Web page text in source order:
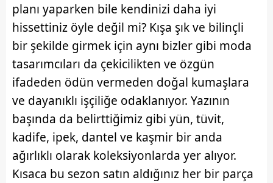
planı yaparken bile kendinizi daha iyi
hissettiniz öyle değil mi? Kışa şık ve bilinçli
bir şekilde girmek için aynı bizler gibi moda
tasarımcıları da çekicilikten ve özgün
ifadeden ödün vermeden doğal kumaşlara
ve dayanıklı işçiliğe odaklanıyor. Yazının
başında da belirttiğimiz gibi yün, tüvit,
kadife, ipek, dantel ve kaşmir bir anda
ağırlıklı olarak koleksiyonlarda yer alıyor.
Kısaca bu sezon satın aldığınız her bir parça